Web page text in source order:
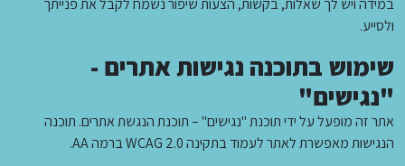
במידה ויש לך שאלות, בקשות, הצעות שיפור נשמח לקבל את פנייתך
ולסייע.
שימוש בתוכנה נגישות אתרים -
"נגישים"
אתר זה מופעל על ידי תוכנת "נגישים" – תוכנת הנגשת אתרים. תוכנה
הנגישות מאפשרת לאתר לעמוד בתקינה 2.0 WCAG ברמה AA.